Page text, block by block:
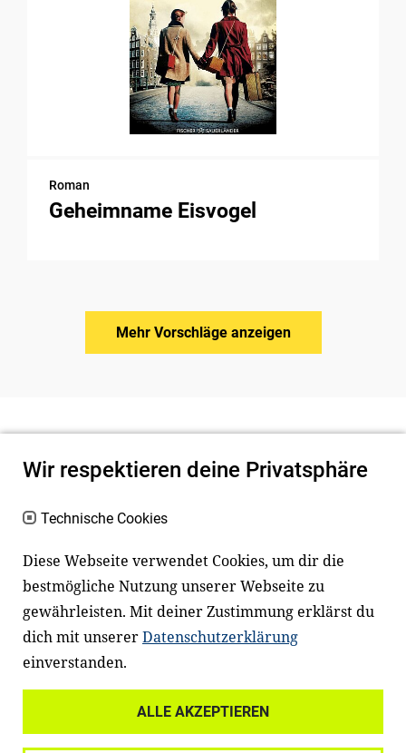
Roman
Geheimname Eisvogel
Mehr Vorschläge anzeigen
Newsletter
Facebook LinkedIn
Wir respektieren deine Privatsphäre
Technische Cookies
Diese Webseite verwendet Cookies, um dir die
bestmögliche Nutzung unserer Webseite zu
gewährleisten. Mit deiner Zustimmung erklärst du
dich mit unsererDatenschutzerklärung
einverstanden.
ALLE AKZEPTIEREN